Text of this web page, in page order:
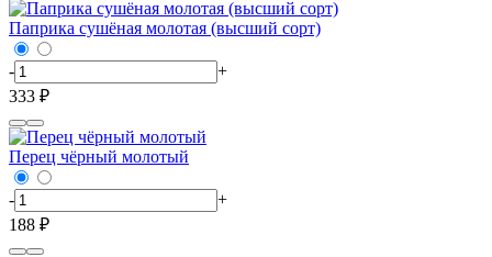
Паприка сушёная молотая (высший сорт)
-
+
333 ₽
Перец чёрный молотый
-
+
188 ₽